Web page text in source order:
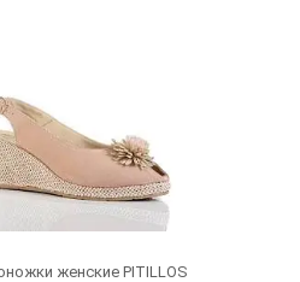
женские PITILLOS